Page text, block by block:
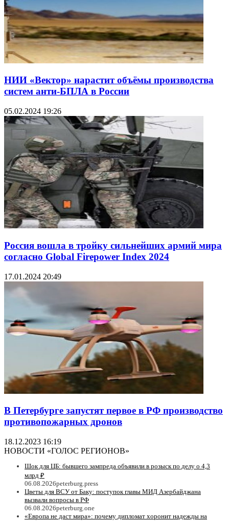
НИИ «Вектор» нарастит объёмы производства
систем анти-БПЛА в России
05.02.2024 19:26
Россия вошла в тройку сильнейших армий мира
согласно Global Firepower Index 2024
17.01.2024 20:49
В Петербурге запустят первое в РФ производство
противопожарных дронов
18.12.2023 16:19
НОВОСТИ «ГОЛОС РЕГИОНОВ»
Шок для ЦБ: бывшего зампреда объявили в розыск по делу о 4,3
млрд ₽
06.08.2026peterburg.press
Цветы для ВСУ от Баку: поступок главы МИД Азербайджана
вызвали вопросы в РФ
06.08.2026peterburg.one
«Европа не даст мира»: почему дипломат хоронит надежды на